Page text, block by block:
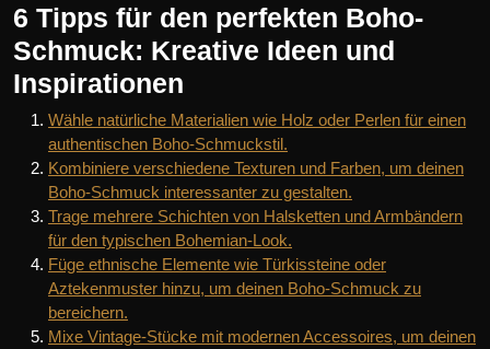
6 Tipps für den perfekten Boho-
Schmuck: Kreative Ideen und
Inspirationen
Wähle natürliche Materialien wie Holz oder Perlen für einen
authentischen Boho-Schmuckstil.
Kombiniere verschiedene Texturen und Farben, um deinen
Boho-Schmuck interessanter zu gestalten.
Trage mehrere Schichten von Halsketten und Armbändern
für den typischen Bohemian-Look.
Füge ethnische Elemente wie Türkissteine oder
Aztekenmuster hinzu, um deinen Boho-Schmuck zu
bereichern.
Mixe Vintage-Stücke mit modernen Accessoires, um deinen